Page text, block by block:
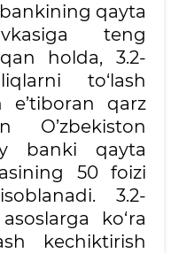
qayta
teng
holda, 3.2-
to‘lash
e’tiboran qarz
O’zbekiston
banki qayta
50 foizi
3.2-
ko‘ra
kechiktirish